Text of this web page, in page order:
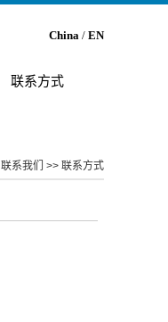
China / EN
联系方式
联系我们 >> 联系方式